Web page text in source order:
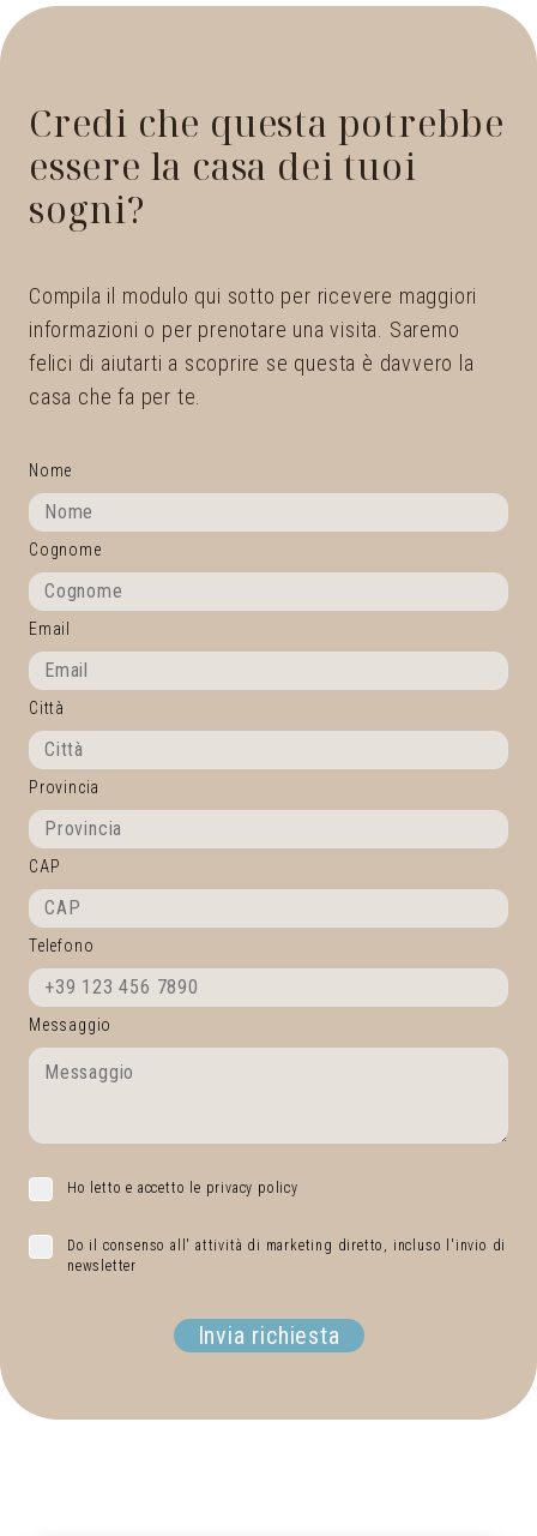
Credi che questa potrebbe
essere la casa dei tuoi
sogni?
Compila il modulo qui sotto per ricevere maggiori
informazioni o per prenotare una visita. Saremo
felici di aiutarti a scoprire se questa è davvero la
casa che fa per te.
Nome
Cognome
Email
Città
Provincia
CAP
Telefono
Messaggio
Ho letto e accetto le privacy policy
Do il consenso all' attività di marketing diretto, incluso l'invio di
newsletter
Invia richiesta